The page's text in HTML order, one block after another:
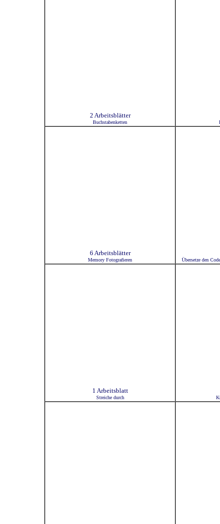
2 Arbeitsblätter
Buchstabenketten
6 Arbeitsblätter
Memory Fotografieren Übersetze den
1 Arbeitsblatt
Streiche durch